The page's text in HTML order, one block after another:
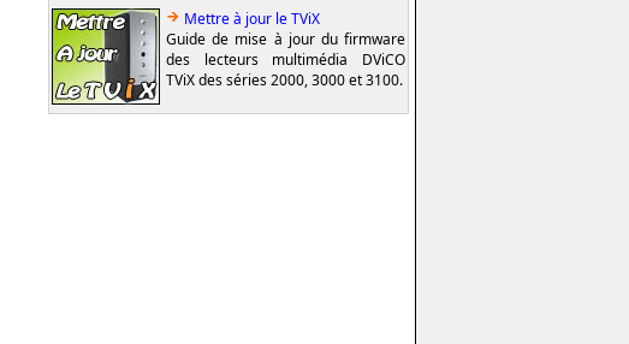
Mettre à jour le TViX
Guide de mise à jour du firmware
des lecteurs multimédia DViCO
TViX des séries 2000, 3000 et 3100.